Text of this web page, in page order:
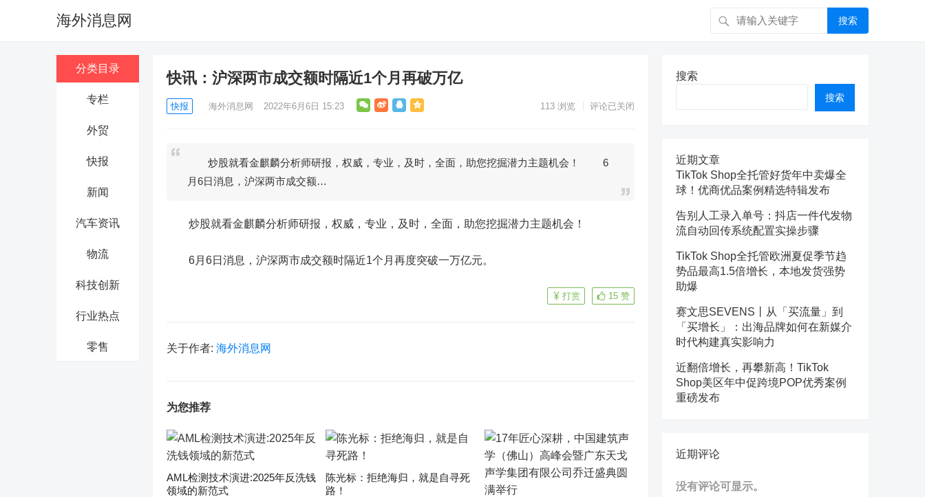
海外消息网 搜索
分类目录
专栏
外贸
快报
新闻
汽车资讯
物流
科技创新
行业热点
零售
快讯：沪深两市成交额时隔近1个月再破万亿
快报 海外消息网 2022年6月6日 15:23 113 浏览 评论已关闭
炒股就看金麒麟分析师研报，权威，专业，及时，全面，助您挖掘潜力主题机会！ 6
月6日消息，沪深两市成交额…
炒股就看金麒麟分析师研报，权威，专业，及时，全面，助您挖掘潜力主题机会！
6月6日消息，沪深两市成交额时隔近1个月再度突破一万亿元。
15 赞
打赏
关于作者: 海外消息网
为您推荐
AML检测技术演进:2025年反洗钱
领域的新范式
陈光标：拒绝海归，就是自寻死
路！
搜索
搜索
近期文章
TikTok Shop全托管好货年中卖爆全
球！优商优品案例精选特辑发布
告别人工录入单号：抖店一件代发物
流自动回传系统配置实操步骤
TikTok Shop全托管欧洲夏促季节趋
势品最高1.5倍增长，本地发货强势
助爆
赛文思SEVENS丨从「买流量」到
「买增长」：出海品牌如何在新媒介
时代构建真实影响力
近翻倍增长，再攀新高！TikTok
Shop美区年中促跨境POP优秀案例
重磅发布
近期评论
没有评论可显示。